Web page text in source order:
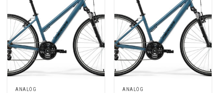
ANALÓG ANALÓG